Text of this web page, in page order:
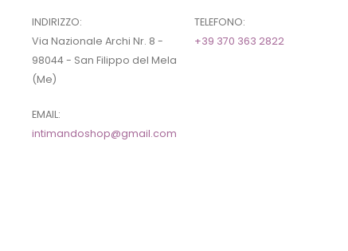
INDIRIZZO:
Via Nazionale Archi Nr. 8 -
98044 - San Filippo del Mela
(Me)
TELEFONO:
+39 370 363 2822
EMAIL:
intimandoshop@gmail.com